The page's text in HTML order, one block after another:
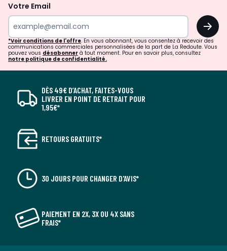
Votre Email
OK
*Voir conditions de l'offre. En vous abonnant, vous consentez à recevoir des
communications commerciales personnalisées de la part de La Redoute. Vous
pouvez vous désabonner à tout moment. Pour en savoir plus, consultez
notre politique de confidentialité.
DÈS 49€ D’ACHAT, FAITES-VOUS
LIVRER EN POINT DE RETRAIT POUR
1,95€*
RETOURS GRATUITS*
30 JOURS POUR CHANGER D'AVIS*
PAIEMENT EN 2X, 3X OU 4X SANS
FRAIS*